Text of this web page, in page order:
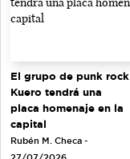
El grupo de punk rock
Kuero tendrá una
placa homenaje en la
capital
Rubén M. Checa -